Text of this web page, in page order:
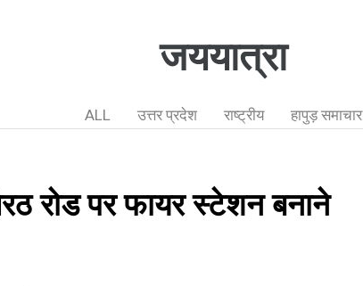
जययात्रा
ALL उत्तर प्रदेश राष्ट्रीय हापुड़ समाचार
रोड पर फायर स्टेशन बनाने